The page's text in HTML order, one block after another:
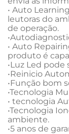
• Auto
leutoras do
de operação.
• Auto
produto é
•Luz Led pode
•Reinicio
•Função bom
•Tecnologia
• tecnologia
•Tecnologia
ambiente.
•5 anos de